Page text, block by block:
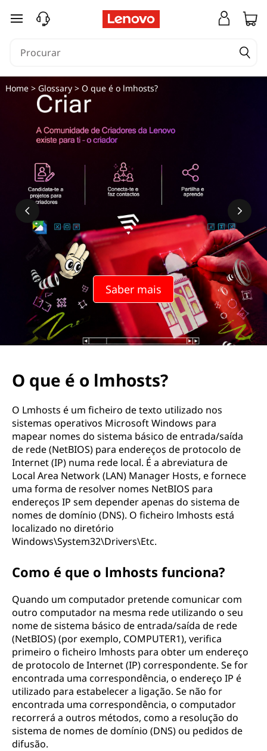
O
e
?
saltar para o conteúdo principal
Saber mais
Home> Glossary> O que é o lmhosts?
O que é o lmhosts?
O Lmhosts é um ficheiro de texto utilizado nos
sistemas operativos Microsoft Windows para
mapear nomes do sistema básico de entrada/saída
de rede (NetBIOS) para endereços de protocolo de
Internet (IP) numa rede local. É a abreviatura de
Local Area Network (LAN) Manager Hosts, e fornece
uma forma de resolver nomes NetBIOS para
endereços IP sem depender apenas do sistema de
nomes de domínio (DNS). O ficheiro lmhosts está
localizado no diretório
Windows\System32\Drivers\Etc.
Como é que o lmhosts funciona?
Quando um computador pretende comunicar com
outro computador na mesma rede utilizando o seu
nome de sistema básico de entrada/saída de rede
(NetBIOS) (por exemplo, COMPUTER1), verifica
primeiro o ficheiro lmhosts para obter um endereço
de protocolo de Internet (IP) correspondente. Se for
encontrada uma correspondência, o endereço IP é
utilizado para estabelecer a ligação. Se não for
encontrada uma correspondência, o computador
recorrerá a outros métodos, como a resolução do
sistema de nomes de domínio (DNS) ou pedidos de
difusão.